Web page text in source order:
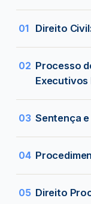
01 Direito
Das
Dos atos
02 Processo
Executivos
Título
Título
03 Sentença
Tutela
Sentença
04
05 Direito